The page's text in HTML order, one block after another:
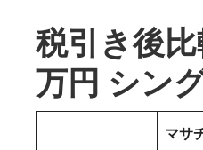
税引き後
万円 シン
マサ